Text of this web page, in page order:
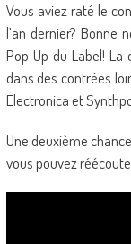
Vous aviez raté le
l’an dernier? Bonne
Pop Up du Label!
dans des contrées
Electronica et
Une deuxième
vous pouvez